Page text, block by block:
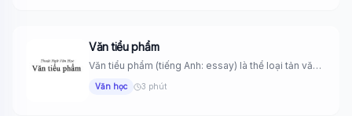
Văn tiểu phẩm
Văn tiểu phẩm (tiếng Anh: essay) là thể loại tản văn
Văn học 3 phút